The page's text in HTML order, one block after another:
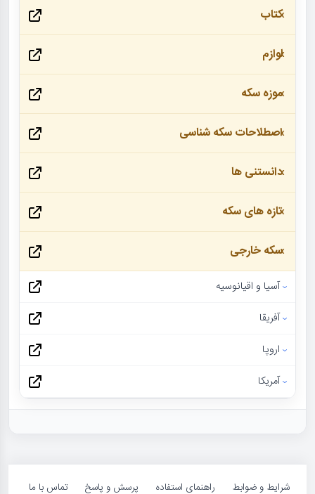
کتاب
لوازم
موزه سکه
اصطلاحات سکه شناسی
دانستنی ها
تازه های سکه
سکه خارجی
آسیا و اقیانوسیه
آفریقا
اروپا
آمریکا
شرایط و ضوابط راهنمای استفاده پرسش و پاسخ تماس با ما